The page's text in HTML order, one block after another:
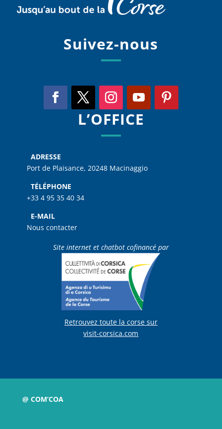
Suivez-nous
L’OFFICE
ADRESSE
Port de Plaisance, 20248 Macinaggio
TÉLÉPHONE
+33 4 95 35 40 34
E-MAIL
Nous contacter
Site internet et chatbot cofinancé par
Retrouvez toute la corse sur
visit-corsica.com
@ COM’COA